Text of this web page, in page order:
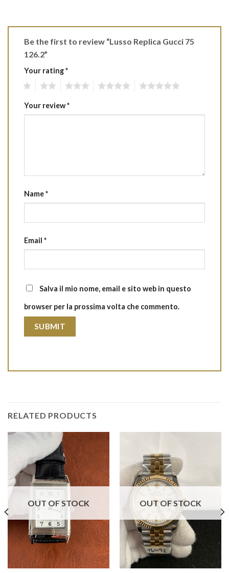
Be the first to review “Lusso Replica Gucci 75
126.2”
Your rating*
Your review*
Name*
Email *
Salva il mio nome, email e sito web in questo
browser per la prossima volta che commento.
RELATED PRODUCTS
OUT OF STOCK OUT OF STOCK